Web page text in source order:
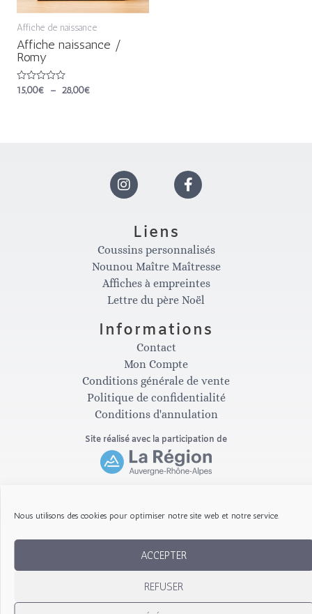
Nous utilisons des cookies pour optimiser notre site web et notre service.
ACCEPTER
REFUSER
Affiche de naissance
Affiche naissance /
Romy
Note
15,00€ – 28,00€
I
n
s
t
a
g
r
a
m
F
a
c
e
b
o
o
k
-
f
Liens
Coussins personnalisés
Nounou Maître Maîtresse
Affiches à empreintes
Lettre du père Noël
Informations
Contact
Mon Compte
Conditions générale de vente
Politique de confidentialité
Conditions d'annulation
Site réalisé avec la participation de